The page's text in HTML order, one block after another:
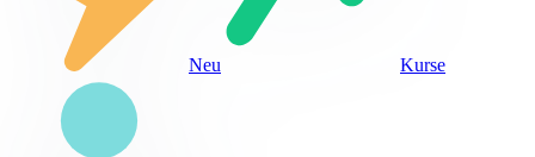
Neu Kurse